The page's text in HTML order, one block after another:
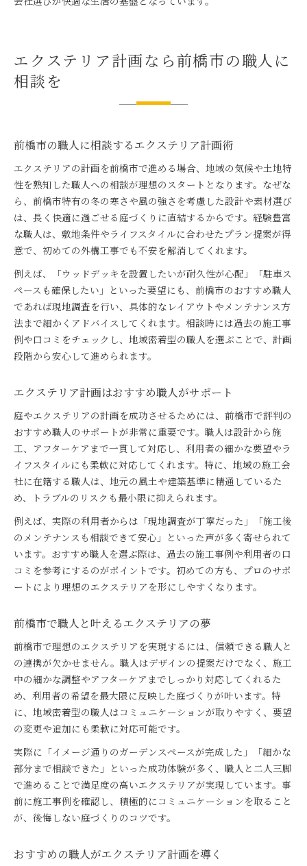
エクステリア計画なら前橋市の職人に
相談を
前橋市の職人に相談するエクステリア計画術
エクステリアの計画を前橋市で進める場合、地域の気候や土地特
性を熟知した職人への相談が理想のスタートとなります。なぜな
ら、前橋市特有の冬の寒さや風の強さを考慮した設計や素材選び
は、長く快適に過ごせる庭づくりに直結するからです。経験豊富
な職人は、敷地条件やライフスタイルに合わせたプラン提案が得
意で、初めての外構工事でも不安を解消してくれます。
例えば、「ウッドデッキを設置したいが耐久性が心配」「駐車ス
ペースも確保したい」といった要望にも、前橋市のおすすめ職人
であれば現地調査を行い、具体的なレイアウトやメンテナンス方
法まで細かくアドバイスしてくれます。相談時には過去の施工事
例や口コミをチェックし、地域密着型の職人を選ぶことで、計画
段階から安心して進められます。
エクステリア計画はおすすめ職人がサポート
庭やエクステリアの計画を成功させるためには、前橋市で評判の
おすすめ職人のサポートが非常に重要です。職人は設計から施
工、アフターケアまで一貫して対応し、利用者の細かな要望やラ
イフスタイルにも柔軟に対応してくれます。特に、地域の施工会
社に在籍する職人は、地元の風土や建築基準に精通しているた
め、トラブルのリスクも最小限に抑えられます。
例えば、実際の利用者からは「現地調査が丁寧だった」「施工後
のメンテナンスも相談できて安心」といった声が多く寄せられて
います。おすすめ職人を選ぶ際は、過去の施工事例や利用者の口
コミを参考にするのがポイントです。初めての方も、プロのサポ
ートにより理想のエクステリアを形にしやすくなります。
前橋市で職人と叶えるエクステリアの夢
前橋市で理想のエクステリアを実現するには、信頼できる職人と
の連携が欠かせません。職人はデザインの提案だけでなく、施工
中の細かな調整やアフターケアまでしっかり対応してくれるた
め、利用者の希望を最大限に反映した庭づくりが叶います。特
に、地域密着型の職人はコミュニケーションが取りやすく、要望
の変更や追加にも柔軟に対応可能です。
実際に「イメージ通りのガーデンスペースが完成した」「細かな
部分まで相談できた」といった成功体験が多く、職人と二人三脚
で進めることで満足度の高いエクステリアが実現しています。事
前に施工事例を確認し、積極的にコミュニケーションを取ること
が、後悔しない庭づくりのコツです。
おすすめの職人がエクステリア計画を導く